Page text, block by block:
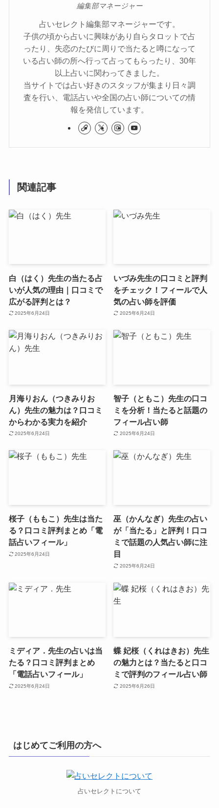
編集部マネージャー
占いセレクト編集部マネージャーです。
子供の頃から占いに興味があり自らタロットで占
ったり、失恋のたびに周りで当たると噂になって
いる占い師の所へ行って占ってもらったり、30年
以上占いに関わってきました。
当サイトでは占い好きのスタッフが集まり日々調
査を行い、電話占いや全国の占い師についての情
報を発信しています。
関連記事
白（はく）先生の当たる占
いが人気の理由｜口コミで
広がる評判とは？
2025年6月24日
いづみ先生の口コミと評判
をチェック！フィールで人
気の占い師を評価
2025年6月24日
月海りおん（つきみりお
ん）先生の魅力は？口コミ
からわかる実力を紹介
2025年6月24日
智子（ともこ）先生の口コ
ミを分析！当たると話題の
フィール占い師
2025年6月24日
桜子（ももこ）先生は当た
る？口コミ評判まとめ「電
話占いフィール」
2025年6月24日
巫（かんなぎ）先生の占い
が「当たる」と評判！口コ
ミで話題の人気占い師に注
目
2025年6月24日
ミディア．先生の占いは当
たる？口コミ評判まとめ
「電話占いフィール」
2025年6月24日
蝶 妃桜（くれはきお）先生
の魅力とは？当たると口コ
ミで評判のフィール占い師
2025年6月26日
はじめてご利用の方へ
占いセレクトについて